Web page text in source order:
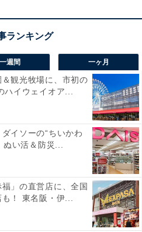
友人とBBQを楽しみたい人
中でリフレッシュしたい人に
一週間 一ヶ月
＆観光牧場に、市初の
イウェイオア...
イソーの“ちいかわ
い活＆防災...
福」の直営店に、全国
！ 東名阪・伊...